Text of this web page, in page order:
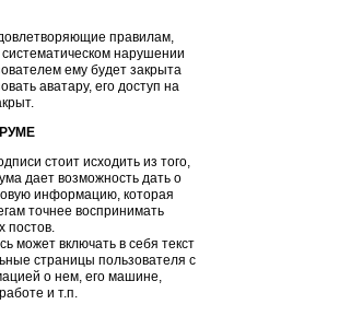
правилам,
нарушении
ему будет закрыта
аватару, его доступ на
стоит исходить из того,
дает возможность дать о
информацию, которая
точнее воспринимать
постов.
может включать в себя текст
страницы пользователя с
о нем, его машине,
и т.п.